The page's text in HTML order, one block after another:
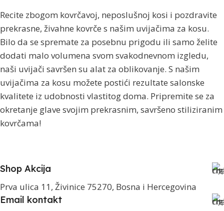
Recite zbogom kovrčavoj, neposlušnoj kosi i pozdravite
prekrasne, živahne kovrče s našim uvijačima za kosu.
Bilo da se spremate za posebnu prigodu ili samo želite
dodati malo volumena svom svakodnevnom izgledu,
naši uvijači savršen su alat za oblikovanje. S našim
uvijačima za kosu možete postići rezultate salonske
kvalitete iz udobnosti vlastitog doma. Pripremite se za
okretanje glave svojim prekrasnim, savršeno stiliziranim
kovrčama!
Shop Akcija
Prva ulica 11, Živinice 75270, Bosna i Hercegovina
Email kontakt